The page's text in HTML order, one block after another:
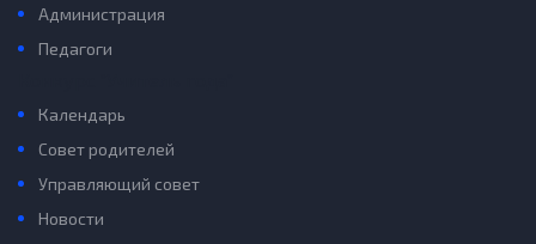
Администрация
Педагоги
Календарь
Совет родителей
Управляющий совет
Новости